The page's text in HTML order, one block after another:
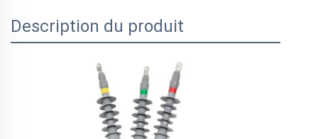
Description du produit